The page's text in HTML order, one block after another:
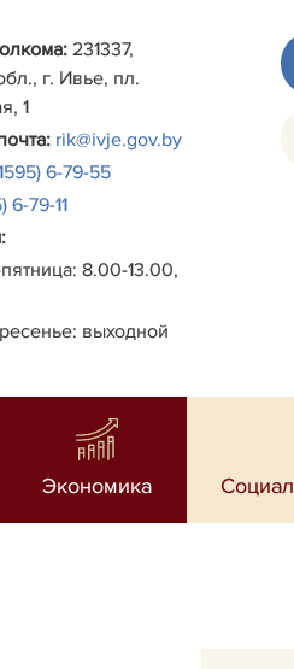
231337,
г. Ивье, пл.
1
rik@ivje.gov.by
6-79-55
6-79-11
8.00-13.00,
выходной
Экономика